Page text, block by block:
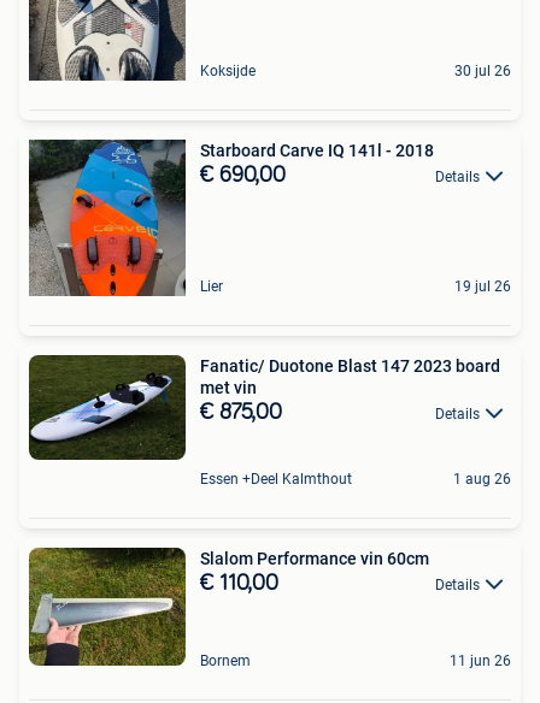
Koksijde 30 jul 26
Starboard Carve IQ 141l - 2018
€ 690,00 Details
Lier 19 jul 26
Fanatic/ Duotone Blast 147 2023 board
met vin
€ 875,00 Details
Essen +Deel Kalmthout 1 aug 26
Slalom Performance vin 60cm
€ 110,00 Details
Bornem 11 jun 26